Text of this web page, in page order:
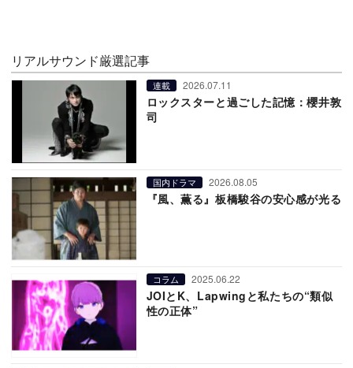
リアルサウンド厳選記事
連載 2026.07.11
ロックスターと過ごした記憶：櫻井敦
司
国内ドラマ 2026.08.05
『風、薫る』板橋駿谷の安心感が光る
コラム 2025.06.22
JOIとK、Lapwingと私たちの“類似
性の正体”